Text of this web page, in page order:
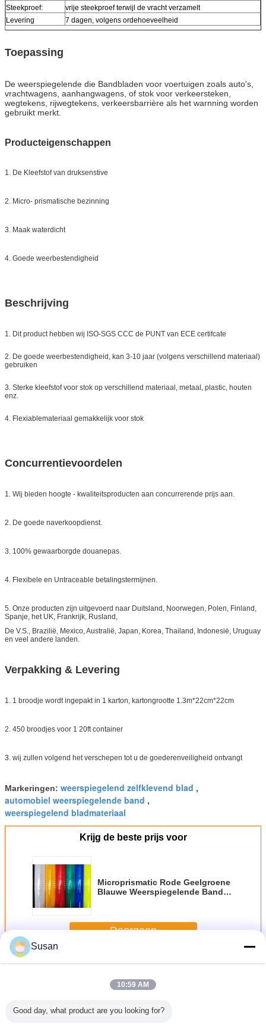
Steekproef:
vrije steekproef terwijl de vracht verzamelt
Levering
7 dagen, volgens ordehoeveelheid
Toepassing
De weerspiegelende die Bandbladen voor voertuigen zoals auto's,
vrachtwagens, aanhangwagens, of stok voor verkeersteken,
wegtekens, rijwegtekens, verkeersbarrière als het warnning worden
gebruikt merkt.
Producteigenschappen
1. De Kleefstof van druksenstive
2. Micro- prismatische bezinning
3. Maak waterdicht
4. Goede weerbestendigheid
Beschrijving
1. Dit product hebben wij ISO-SGS CCC de PUNT van ECE certifcate
2. De goede weerbestendigheid, kan 3-10 jaar (volgens verschillend materiaal)
gebruiken
3. Sterke kleefstof voor stok op verschillend materiaal, metaal, plastic, houten
enz.
4. Flexiablemateriaal gemakkelijk voor stok
Concurrentievoordelen
1. Wij bieden hoogte - kwaliteitsproducten aan concurrerende prijs aan.
2. De goede naverkoopdienst.
3. 100% gewaarborgde douanepas.
4. Flexibele en Untraceable betalingstermijnen.
5. Onze producten zijn uitgevoerd naar Duitsland, Noorwegen, Polen, Finland,
Spanje, het UK, Frankrijk, Rusland,
De V.S., Brazilië, Mexico, Australië, Japan, Korea, Thailand, Indonesië, Uruguay
en veel andere landen.
Verpakking & Levering
1. 1 broodje wordt ingepakt in 1 karton, kartongrootte 1.3m*22cm*22cm
2. 450 broodjes voor 1 20ft container
3. wij zullen volgend het verschepen tot u de goederenveiligheid ontvangt
Markeringen: weerspiegelend zelfklevend blad ,
automobiel weerspiegelende band ,
weerspiegelend bladmateriaal
Krijg de beste prijs voor
Microprismatic Rode Geelgroene
Blauwe Weerspiegelende Band
Doorgaan
MeerWeerspiegelende Bandbladen
Susan
10:59 AM
Good day, what product are you looking for?